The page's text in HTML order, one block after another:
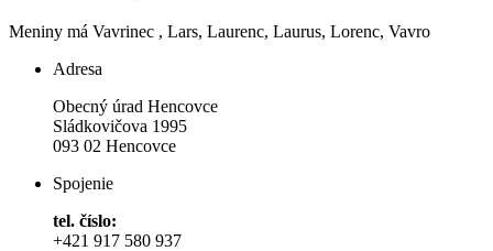
Meniny má Vavrinec , Lars, Laurenc, Laurus, Lorenc, Vavro
Adresa
Obecný úrad Hencovce
Sládkovičova 1995
093 02 Hencovce
Spojenie
tel. číslo:
+421 917 580 937